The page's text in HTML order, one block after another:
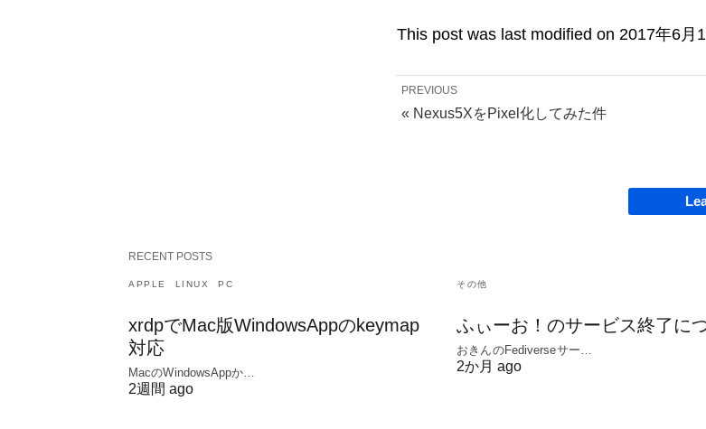
This post was last modified on 2017年6月
PREVIOUS
« Nexus5XをPixel化してみた件
RECENT POSTS
APPLE LINUX PC
xrdpでMac版WindowsAppのkeymap
対応
MacのWindowsAppか…
2週間 ago
その他
ふぃーお！のサービス終了に
おきんのFediverseサー…
2か月 ago